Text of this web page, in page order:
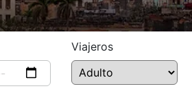
Viajeros